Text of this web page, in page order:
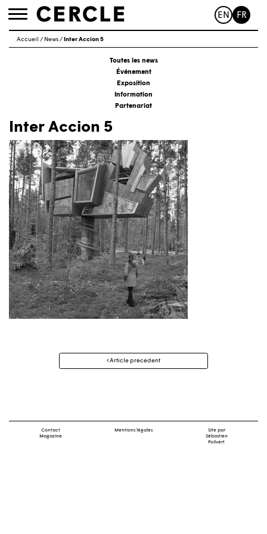
Toggle
EN FR
Accueil / News/ Inter Accion 5
Toutes les news
Événement
Exposition
Information
Partenariat
Inter Accion 5
Navigation
Article précédent
Contact
Magazine
Mentions légales
Site par
Sébastien
Poilvert